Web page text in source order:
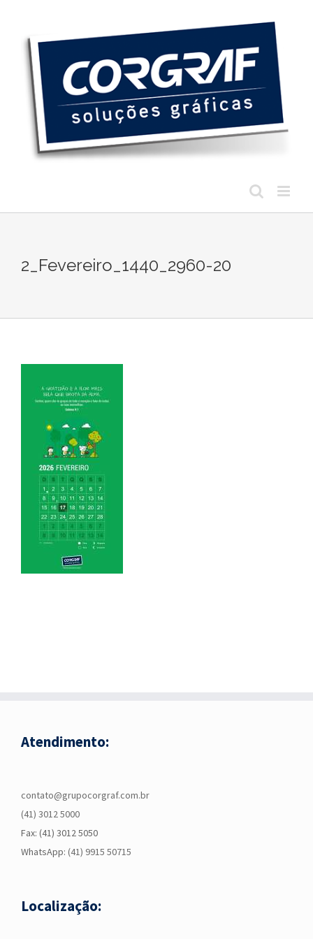
conteúdo
2_Fevereiro_1440_2960-20
Atendimento:
contato@grupocorgraf.com.br
(41) 3012 5000
Fax: (41) 3012 5050
WhatsApp: (41) 9915 50715
Localização: